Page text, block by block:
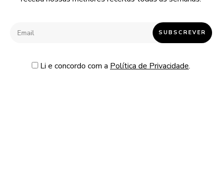
Li e concordo com a Política de Privacidade.